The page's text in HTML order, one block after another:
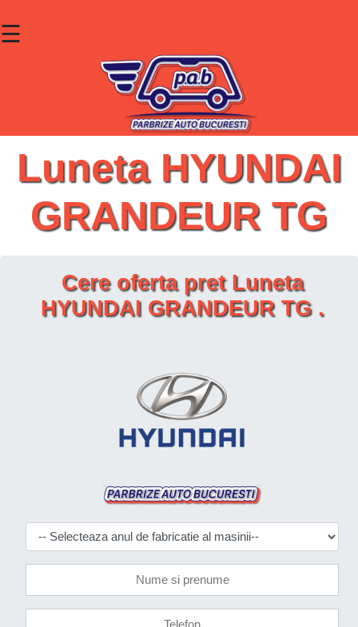
☰
Lunete
Geamuri
Contact
Luneta HYUNDAI
GRANDEUR TG
Cere oferta pret Luneta
HYUNDAI GRANDEUR TG .